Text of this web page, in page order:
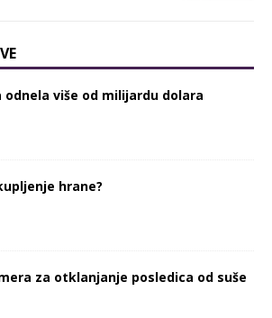
odnela više od milijardu dolara
hrane?
za otklanjanje posledica od suše